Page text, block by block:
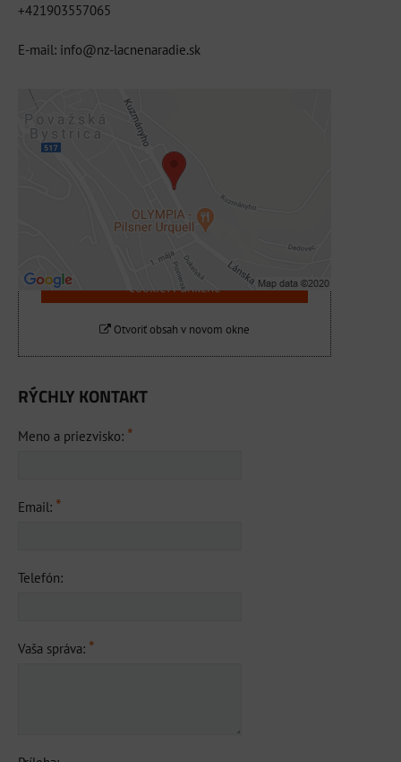
+421903557065
E-mail: info@nz-lacnenaradie.sk
Externý obsah je blokovaný Voľbami
súkromia
Prajete si načítať externý obsah?
Povoliť tentokrát
Povoliť a zapamätať - súhlas s druhom
cookie: Funkčné
Otvoriť obsah v novom okne
RÝCHLY KONTAKT
Meno a priezvisko: *
Email: *
Telefón:
Vaša správa: *